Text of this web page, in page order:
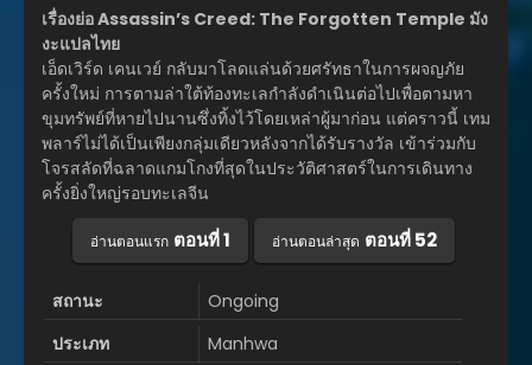
เรื่องย่อ Assassin’s Creed: The Forgotten Temple มัง
งะแปลไทย
เอ็ดเวิร์ด เคนเวย์ กลับมาโลดแล่นด้วยศรัทธาในการผจญภัย
ครั้งใหม่ การตามล่าใต้ท้องทะเลกำลังดำเนินต่อไปเพื่อตามหา
ขุมทรัพย์ที่หายไปนานซึ่งทิ้งไว้โดยเหล่าผู้มาก่อน แต่คราวนี้ เทม
พลาร์ไม่ได้เป็นเพียงกลุ่มเดียวหลังจากได้รับรางวัล เข้าร่วมกับ
โจรสลัดที่ฉลาดแกมโกงที่สุดในประวัติศาสตร์ในการเดินทาง
ครั้งยิ่งใหญ่รอบทะเลจีน
อ่านตอนแรก ตอนที่ 1 อ่านตอนล่าสุด ตอนที่ 52
สถานะ
Ongoing
ประเภท
Manhwa